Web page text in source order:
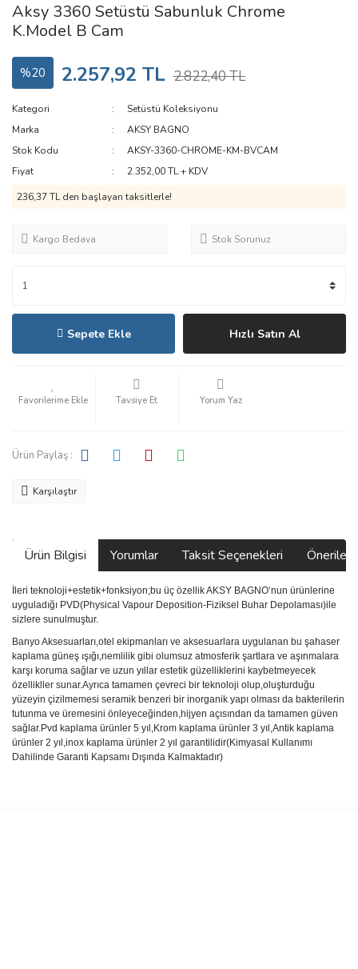
Aksy 3360 Setüstü Sabunluk Chrome
K.Model B Cam
%20 2.257,92 TL 2.822,40 TL
Kategori
Setüstü Koleksiyonu
Marka
AKSY BAGNO
Stok Kodu
AKSY-3360-CHROME-KM-BVCAM
Fiyat
2.352,00 TL + KDV
236,37 TL den başlayan taksitlerle!
Kargo Bedava Stok Sorunuz
Sepete Ekle Hızlı Satın Al
Tavsiye Et Yorum Yaz
Ürün Paylaş :
Karşılaştır
Ürün Bilgisi Yorumlar Taksit Seçenekleri
İleri teknoloji+estetik+fonksiyon;bu üç özellik AKSY BAGNO’nun ürünlerine
uyguladığı PVD(Physical Vapour Deposition-Fiziksel Buhar Depolaması)ile
sizlere sunulmuştur.
Banyo Aksesuarları,otel ekipmanları ve aksesuarlara uygulanan bu şahaser
kaplama güneş ışığı,nemlilik gibi olumsuz atmosferik şartlara ve aşınmalara
karşı koruma sağlar ve uzun yıllar estetik güzelliklerini kaybetmeyecek
özellikller sunar.Ayrıca tamamen çevreci bir teknoloji olup,oluşturduğu
yüzeyin çizilmemesi seramik benzeri bir inorganik yapı olması da bakterilerin
tutunma ve üremesini önleyeceğinden,hijyen açısından da tamamen güven
sağlar.Pvd kaplama ürünler 5 yıl,Krom kaplama ürünler 3 yıl,Antik kaplama
ürünler 2 yıl,inox kaplama ürünler 2 yıl garantilidir(Kimyasal Kullanımı
Dahilinde Garanti Kapsamı Dışında Kalmaktadır)